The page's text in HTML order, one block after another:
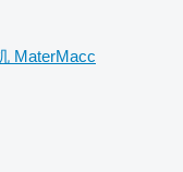
MaterMacc